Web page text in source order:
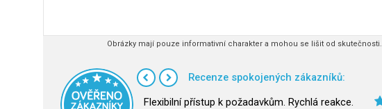
Obrázky mají pouze informativní charakter a mohou se lišit od skutečnosti.
Recenze spokojených zákazníků:
Flexibilní přístup k požadavkům. Rychlá reakce.